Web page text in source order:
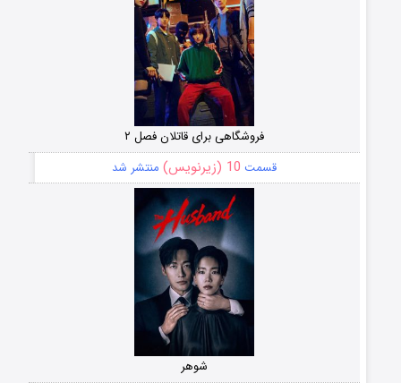
فروشگاهی برای قاتلان فصل ۲
قسمت 10 (زیرنویس) منتشر شد
شوهر